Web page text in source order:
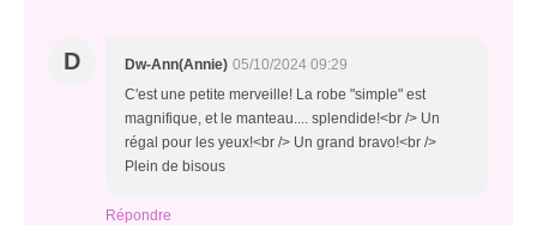
D Dw-Ann(Annie) 05/10/2024 09:29
C'est une petite merveille! La robe "simple" est
magnifique, et le manteau.... splendide!<br /> Un
régal pour les yeux!<br /> Un grand bravo!<br />
Plein de bisous
Répondre